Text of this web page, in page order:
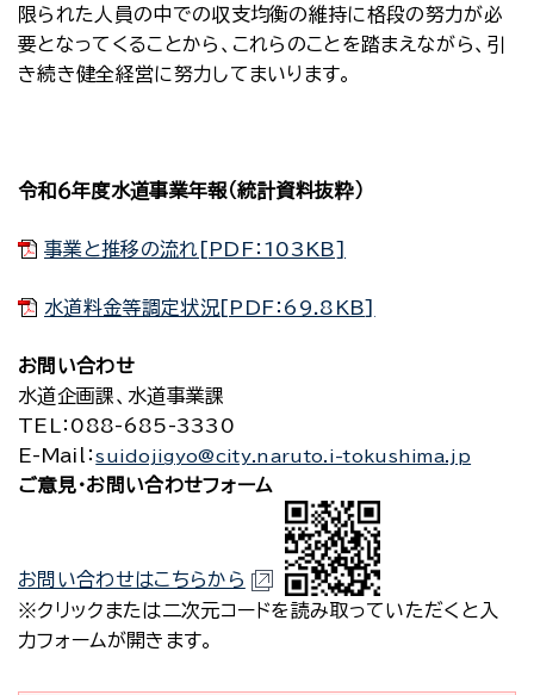
限られた人員の中での収支均衡の維持に格段の努力が必
要となってくることから、これらのことを踏まえながら、引
き続き健全経営に努力してまいります。
令和６年度水道事業年報（統計資料抜粋）
事業と推移の流れ[PDF：103KB]
水道料金等調定状況[PDF：69.8KB]
お問い合わせ
水道企画課、水道事業課
TEL：088-685-3330
E-Mail ：suidojigyo@city.naruto.i-tokushima.jp
ご意見・お問い合わせフォーム
お問い合わせはこちらから
※クリックまたは二次元コードを読み取っていただくと入
力フォームが開きます。